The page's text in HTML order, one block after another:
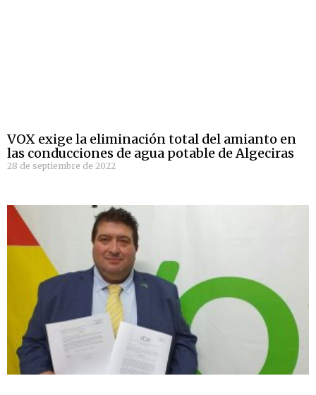
VOX exige la eliminación total del amianto en
las conducciones de agua potable de Algeciras
28 de septiembre de 2022